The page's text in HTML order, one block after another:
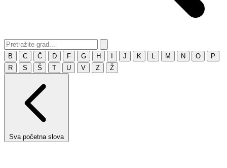
B C Č D F G H J K M N O
P
R
S Š T U V Z Ž
Sva početna slova